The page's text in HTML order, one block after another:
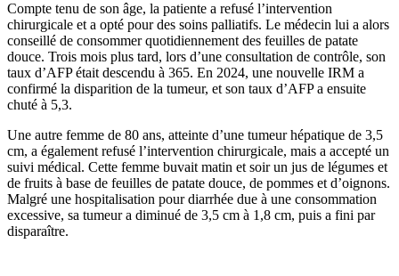
Compte tenu de son âge, la patiente a refusé l’intervention
chirurgicale et a opté pour des soins palliatifs. Le médecin lui a alors
conseillé de consommer quotidiennement des feuilles de patate
douce. Trois mois plus tard, lors d’une consultation de contrôle, son
taux d’AFP était descendu à 365. En 2024, une nouvelle IRM a
confirmé la disparition de la tumeur, et son taux d’AFP a ensuite
chuté à 5,3.
Une autre femme de 80 ans, atteinte d’une tumeur hépatique de 3,5
cm, a également refusé l’intervention chirurgicale, mais a accepté un
suivi médical. Cette femme buvait matin et soir un jus de légumes et
de fruits à base de feuilles de patate douce, de pommes et d’oignons.
Malgré une hospitalisation pour diarrhée due à une consommation
excessive, sa tumeur a diminué de 3,5 cm à 1,8 cm, puis a fini par
disparaître.